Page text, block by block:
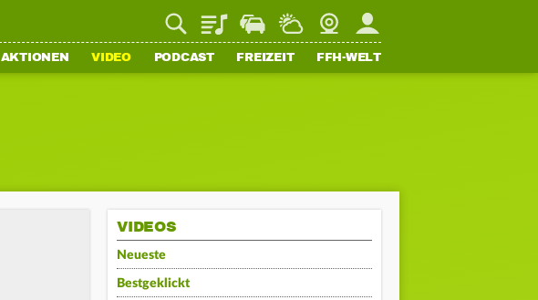
PlaylistStaupilotWetterWebcamMein FFH
AKTIONEN VIDEO PODCAST FREIZEIT FFH-WELT
VIDEOS
Neueste
Bestgeklickt